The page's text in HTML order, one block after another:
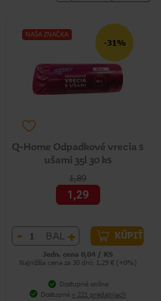
NAŠA ZNAČKA
-31%
Q-Home Odpadkové vrecia s
ušami 35l 30 ks
1,89
1,29
- BAL + KÚPIŤ
Jedn. cena 0,04 / KS
Najnižšia cena za 30 dní: 1,29 € (+0%)
Dostupné online
Dostupné v 221 predajniach